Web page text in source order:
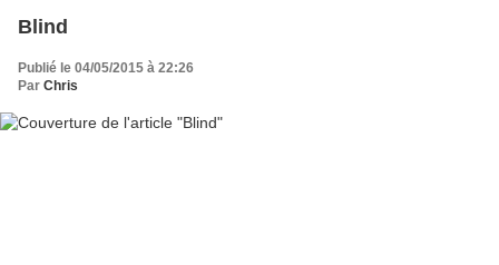
Blind
Publié le 04/05/2015 à 22:26
Par Chris